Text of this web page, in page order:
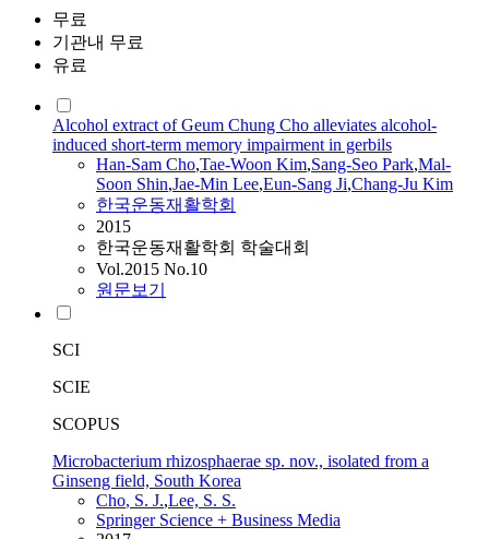
무료
기관내 무료
유료
Alcohol extract of Geum Chung Cho alleviates alcohol-
induced short-term memory impairment in gerbils
Han-Sam Cho,Tae-Woon Kim,Sang-Seo Park,Mal-
Soon Shin,Jae-Min Lee,Eun-Sang Ji,Chang-Ju Kim
한국운동재활학회
2015
한국운동재활학회 학술대회
Vol.2015 No.10
원문보기
SCI
SCIE
SCOPUS
Microbacterium rhizosphaerae sp. nov., isolated from a
Ginseng field, South Korea
Cho, S. J.,Lee, S. S.
Springer Science + Business Media